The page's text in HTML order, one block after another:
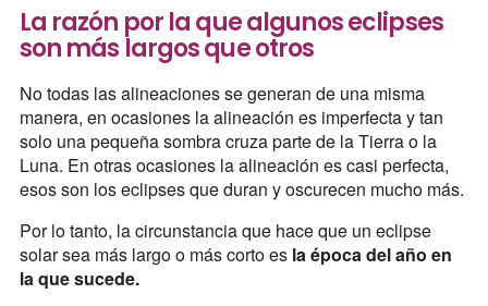
La razón por la que algunos eclipses
son más largos que otros
No todas las alineaciones se generan de una misma
manera, en ocasiones la alineación es imperfecta y tan
solo una pequeña sombra cruza parte de la Tierra o la
Luna. En otras ocasiones la alineación es casi perfecta,
esos son los eclipses que duran y oscurecen mucho más.
Por lo tanto, la circunstancia que hace que un eclipse
solar sea más largo o más corto esla época del año en
la que sucede.